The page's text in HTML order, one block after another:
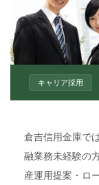
キャリア採用
倉吉信用金庫で
融業務未経験の
産運用提案・ロ